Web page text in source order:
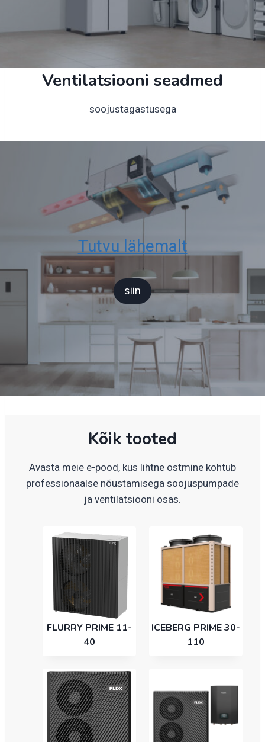
Ventilatsiooni seadmed
soojustagastusega
Tutvu lähemalt
siin
Kõik tooted
Avasta meie e-pood, kus lihtne ostmine kohtub
professionaalse nõustamisega soojuspumpade
ja ventilatsiooni osas.
FLURRY PRIME 11-
40
ICEBERG PRIME 30-
110